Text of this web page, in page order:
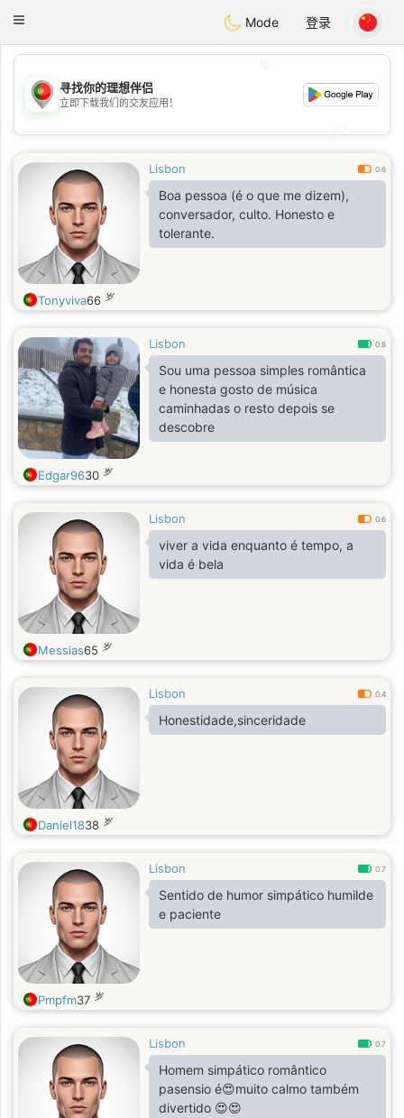
Portugues
Toggle
Mode 登录
💖
💕
寻找你的理想伴侣
立即下载我们的交友应用！
Lisbon 0.6
Boa pessoa (é o que me dizem),
conversador, culto. Honesto e
tolerante.
Tonyviva66 岁
Lisbon 0.8
Sou uma pessoa simples romântica
e honesta gosto de música
caminhadas o resto depois se
descobre
Edgar9630 岁
Lisbon 0.6
viver a vida enquanto é tempo, a
vida é bela
Messias65 岁
Lisbon 0.4
Honestidade,sinceridade
Daniel1838 岁
Lisbon 0.7
Sentido de humor simpático humilde
e paciente
Pmpfm37 岁
Lisbon 0.7
Homem simpático romântico
pasensio é😍muito calmo também
divertido 😍😍